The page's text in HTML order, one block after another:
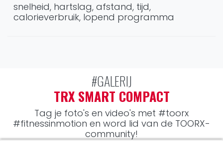
snelheid, hartslag, afstand, tijd,
calorieverbruik, lopend programma
#GALERIJ
TRX SMART COMPACT
Tag je foto's en video's met #toorx
#fitnessinmotion en word lid van de TOORX-
community!